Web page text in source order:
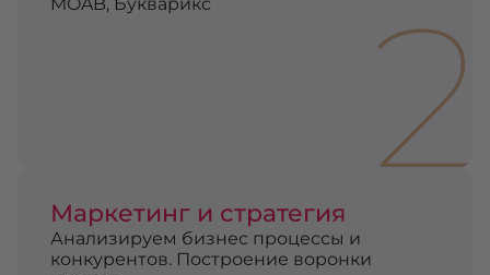
2
Маркетинг и стратегия
Анализируем бизнес процессы и
конкурентов. Построение воронки